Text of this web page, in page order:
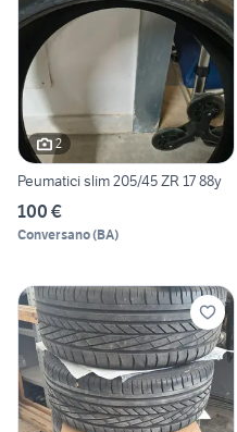
2
Peumatici slim 205/45 ZR 17 88y
100 €
Conversano(BA)